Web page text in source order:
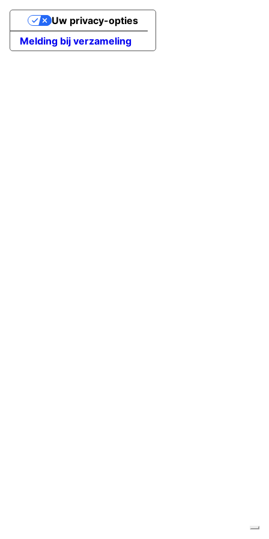
Melding bij verzameling
Uw privacy-opties